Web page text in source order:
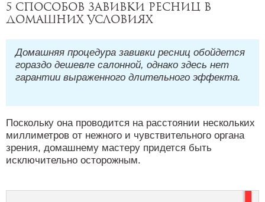
5 способов завивки ресниц в
домашних условиях
Домашняя процедура завивки ресниц обойдется
гораздо дешевле салонной, однако здесь нет
гарантии выраженного длительного эффекта.
Поскольку она проводится на расстоянии нескольких
миллиметров от нежного и чувствительного органа
зрения, домашнему мастеру придется быть
исключительно осторожным.